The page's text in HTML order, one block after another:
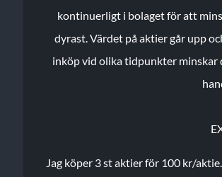
kontinuerligt i bolaget för att
dyrast. Värdet på aktier går upp
inköp vid olika tidpunkter minskar
Jag köper 3 st aktier för 100 kr/aktie.